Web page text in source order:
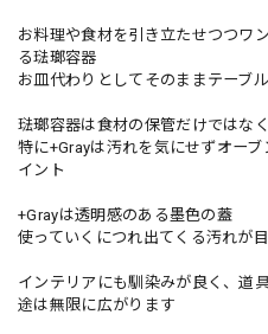
お料理や食材を引き立たせつつワ
る琺瑯容器
お皿代わりとしてそのままテーブ
琺瑯容器は食材の保管だけではな
特に+Grayは汚れを気にせずオー
イント
+Grayは透明感のある墨色の蓋
使っていくにつれ出てくる汚れが
インテリアにも馴染みが良く、道
途は無限に広がります